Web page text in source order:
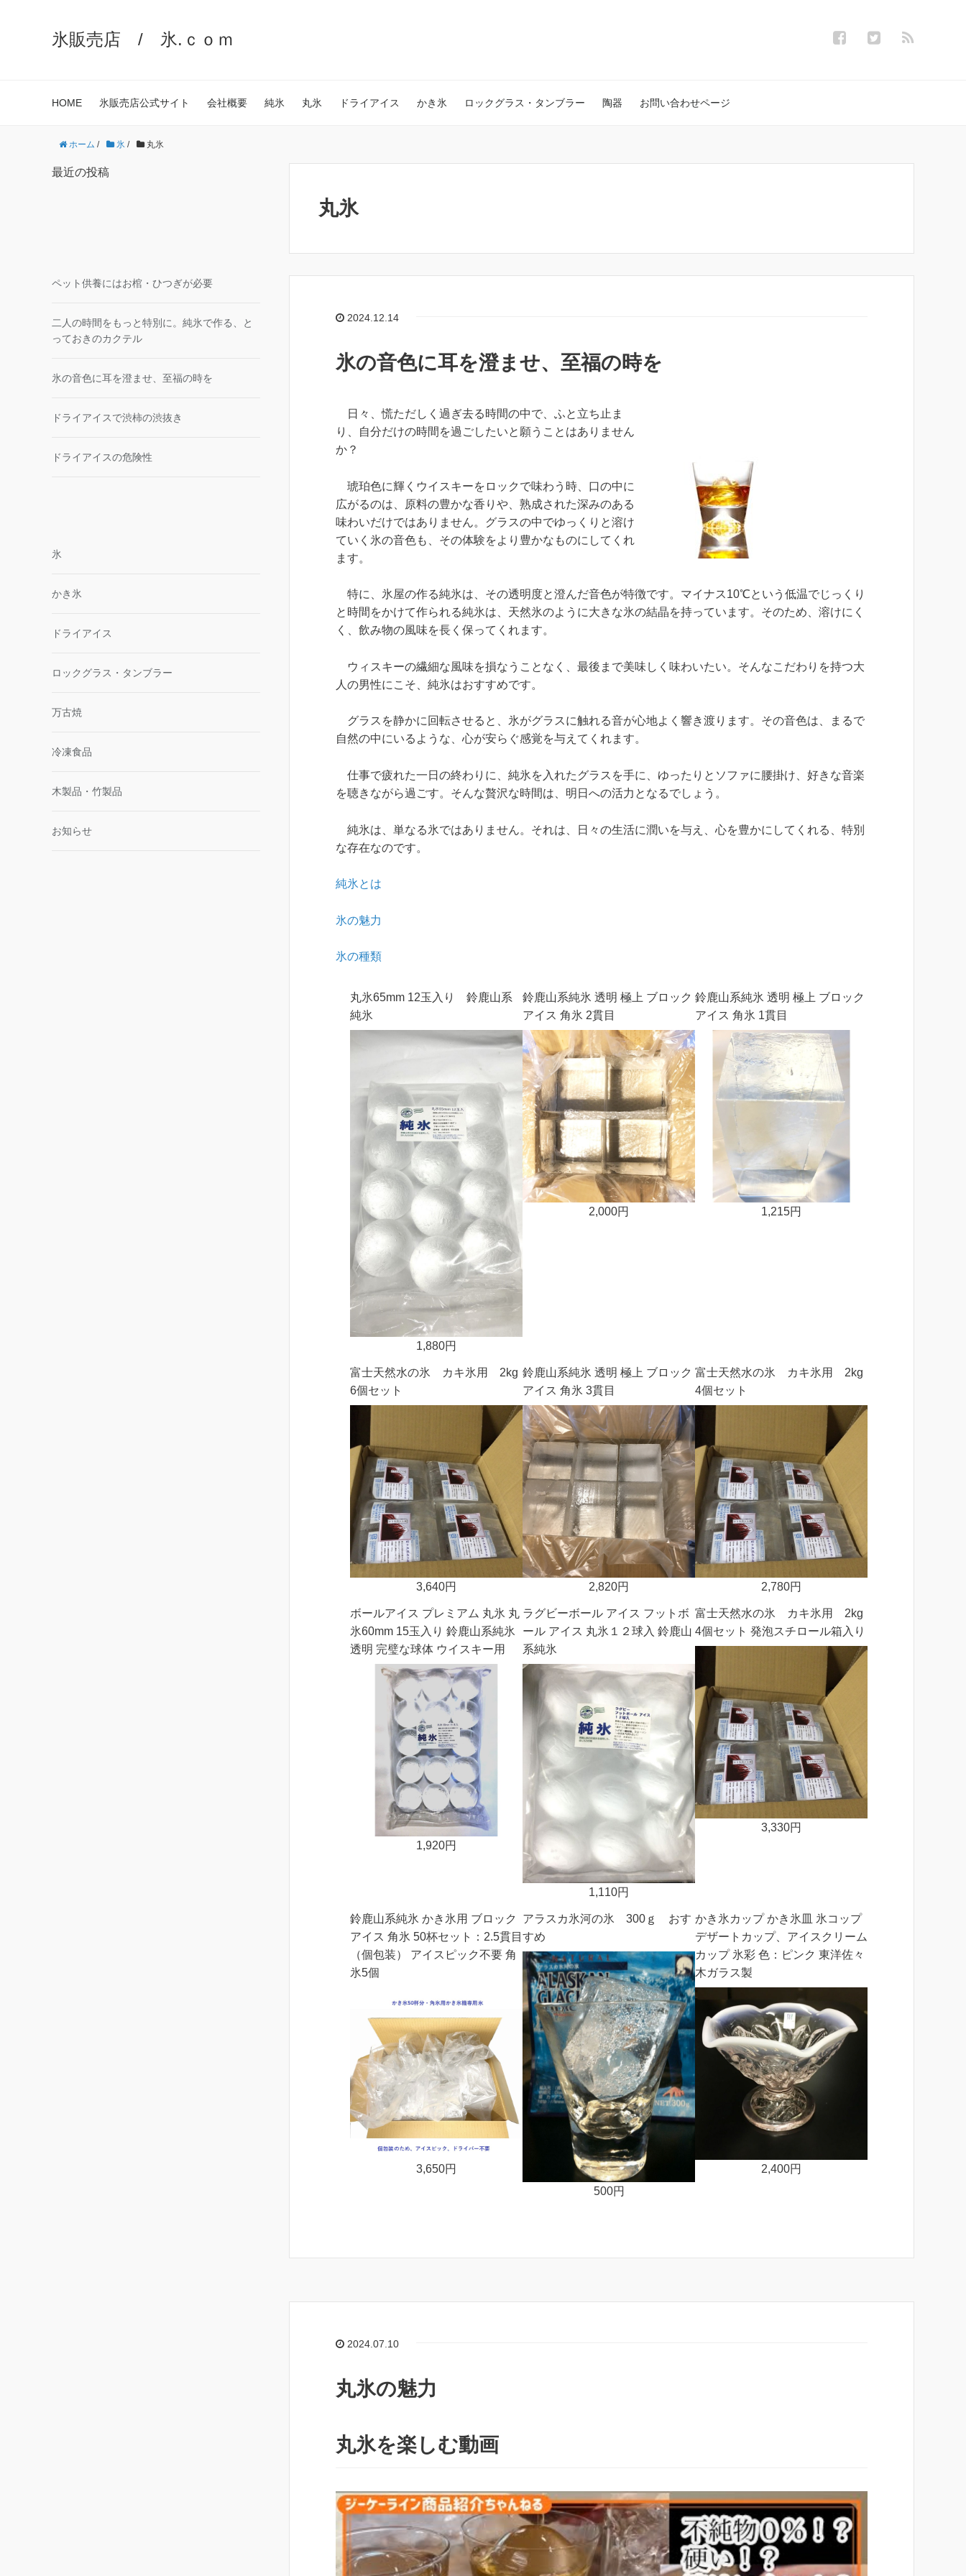
氷販売店 / 氷.ｃｏｍ
HOME 氷販売店公式サイト 会社概要 純氷 丸氷 ドライアイス かき氷 ロックグラス・タンブラー 陶器 お問い合わせページ
ホーム / 氷 / 丸氷
丸氷
2024.12.14
氷の音色に耳を澄ませ、至福の時を
日々、慌ただしく過ぎ去る時間の中で、ふと立ち止ま
り、自分だけの時間を過ごしたいと願うことはありません
か？
琥珀色に輝くウイスキーをロックで味わう時、口の中に
広がるのは、原料の豊かな香りや、熟成された深みのある
味わいだけではありません。グラスの中でゆっくりと溶け
ていく氷の音色も、その体験をより豊かなものにしてくれ
ます。
特に、氷屋の作る純氷は、その透明度と澄んだ音色が特徴です。マイナス10℃という低温でじっくり
と時間をかけて作られる純氷は、天然氷のように大きな氷の結晶を持っています。そのため、溶けにく
く、飲み物の風味を長く保ってくれます。
ウィスキーの繊細な風味を損なうことなく、最後まで美味しく味わいたい。そんなこだわりを持つ大
人の男性にこそ、純氷はおすすめです。
グラスを静かに回転させると、氷がグラスに触れる音が心地よく響き渡ります。その音色は、まるで
自然の中にいるような、心が安らぐ感覚を与えてくれます。
仕事で疲れた一日の終わりに、純氷を入れたグラスを手に、ゆったりとソファに腰掛け、好きな音楽
を聴きながら過ごす。そんな贅沢な時間は、明日への活力となるでしょう。
純氷は、単なる氷ではありません。それは、日々の生活に潤いを与え、心を豊かにしてくれる、特別
な存在なのです。
純氷とは
氷の魅力
氷の種類
丸氷65mm 12玉入り 鈴鹿山系
純氷
1,880円
鈴鹿山系純氷 透明 極上 ブロック
アイス 角氷 2貫目
2,000円
鈴鹿山系純氷 透明 極上 ブロック
アイス 角氷 1貫目
1,215円
富士天然水の氷 カキ氷用 2kg
6個セット
3,640円
鈴鹿山系純氷 透明 極上 ブロック
アイス 角氷 3貫目
2,820円
富士天然水の氷 カキ氷用 2kg
4個セット
2,780円
ボールアイス プレミアム 丸氷 丸
氷60mm 15玉入り 鈴鹿山系純氷
透明 完璧な球体 ウイスキー用
1,920円
ラグビーボール アイス フットボ
ール アイス 丸氷１２球入 鈴鹿山
系純氷
1,110円
富士天然水の氷 カキ氷用 2kg
4個セット 発泡スチロール箱入り
3,330円
鈴鹿山系純氷 かき氷用 ブロック
アイス 角氷 50杯セット：2.5貫目
（個包装） アイスピック不要 角
氷5個
3,650円
アラスカ氷河の氷 300ｇ おす
すめ
500円
かき氷カップ かき氷皿 氷コップ
デザートカップ、アイスクリーム
カップ 氷彩 色：ピンク 東洋佐々
木ガラス製
2,400円
2024.07.10
丸氷の魅力
丸氷を楽しむ動画
最近の投稿
ペット供養にはお棺・ひつぎが必要
二人の時間をもっと特別に。純氷で作る、と
っておきのカクテル
氷の音色に耳を澄ませ、至福の時を
ドライアイスで渋柿の渋抜き
ドライアイスの危険性
氷
かき氷
ドライアイス
ロックグラス・タンブラー
万古焼
冷凍食品
木製品・竹製品
お知らせ